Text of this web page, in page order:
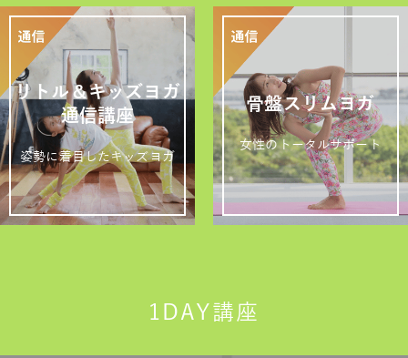
リトル＆キッズヨガ
通信講座
姿勢に着目したキッズヨガ
骨盤スリムヨガ
女性のトータルサポート
1DAY講座